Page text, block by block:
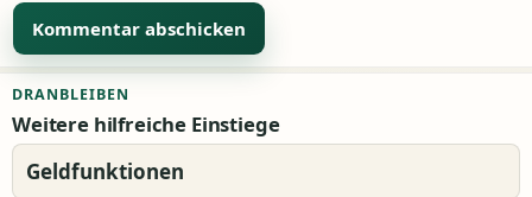
DRANBLEIBEN
Weitere hilfreiche Einstiege
Geldfunktionen